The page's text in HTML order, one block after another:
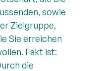
sowie
Zielgruppe,
Sie erreichen
Fakt ist:
die